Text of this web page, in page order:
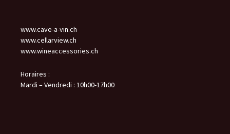
www.cave-a-vin.ch
www.cellarview.ch
www.wineaccessories.ch
Horaires :
Mardi – Vendredi : 10h00-17h00